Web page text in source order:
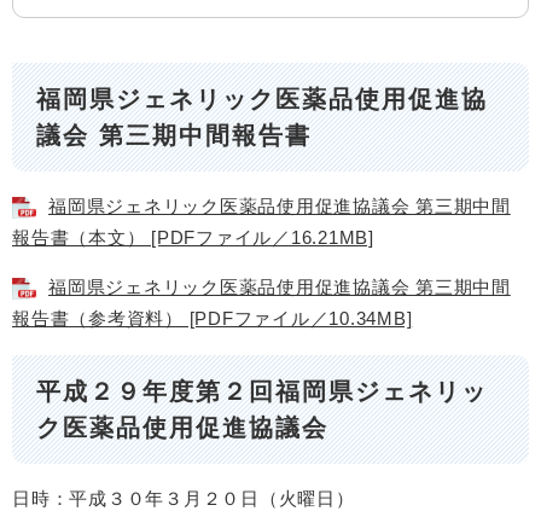
福岡県ジェネリック医薬品使用促進協
議会 第三期中間報告書
福岡県ジェネリック医薬品使用促進協議会 第三期中間
報告書（本文） [PDFファイル／16.21MB]
福岡県ジェネリック医薬品使用促進協議会 第三期中間
報告書（参考資料） [PDFファイル／10.34MB]
平成２９年度第２回福岡県ジェネリッ
ク医薬品使用促進協議会
日時：平成３０年３月２０日（火曜日）